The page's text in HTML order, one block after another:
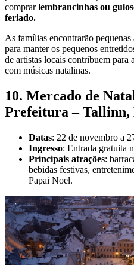
comprarlembrancinhas ou
feriado.
As famílias encontrarão
para manter os pequenos
de artistas locais contribuem para
com músicas natalinas.
10. Mercado de
Prefeitura – Tallinn,
Datas: 22 de novembro a
Ingresso: Entrada gratuita
Principais atrações:
bebidas festivas,
Papai Noel.